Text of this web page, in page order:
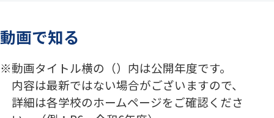
動画で知る
動画タイトル横の（）内は公開年度です。
内容は最新ではない場合がございますので、
詳細は各学校のホームページをご確認くださ